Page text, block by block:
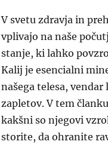
V svetu zdravja in
vplivajo na naše
stanje, ki lahko
Kalij je esencialni
našega telesa,
zapletov. V tem
kakšni so njegovi
storite, da ohranite